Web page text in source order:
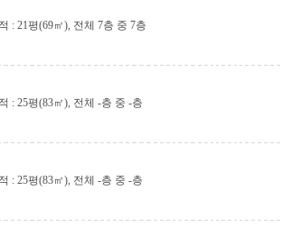
: 21평(69㎡), 전체 7층 중 7층
: 25평(83㎡), 전체 -층 중 -층
: 25평(83㎡), 전체 -층 중 -층